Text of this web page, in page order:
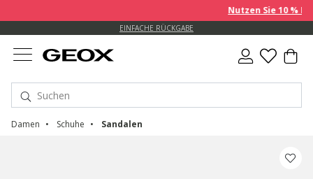
Nutzen Sie 10 %
KOSTENLOSE STANDARDLIEFERUNG FÜR BESTELLUNGEN ÜBER 99.00 €
EINFACHE RÜCKGABE
Damen Schuhe Sandalen